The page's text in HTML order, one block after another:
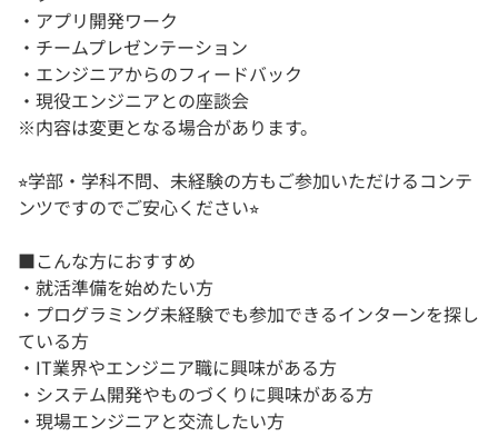
・アプリ開発ワーク
・チームプレゼンテーション
・エンジニアからのフィードバック
・現役エンジニアとの座談会
※内容は変更となる場合があります。
⭐︎学部・学科不問、未経験の方もご参加いただけるコンテ
ンツですのでご安心ください⭐︎
■こんな方におすすめ
・就活準備を始めたい方
・プログラミング未経験でも参加できるインターンを探し
ている方
・IT業界やエンジニア職に興味がある方
・システム開発やものづくりに興味がある方
・現場エンジニアと交流したい方